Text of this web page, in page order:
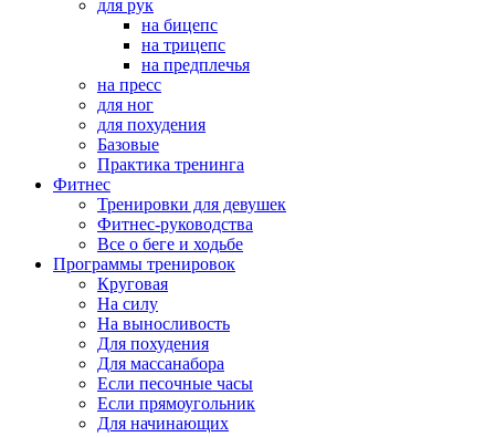
для рук
на бицепс
на трицепс
на предплечья
на пресс
для ног
для похудения
Базовые
Практика тренинга
Фитнес
Тренировки для девушек
Фитнес-руководства
Все о беге и ходьбе
Программы тренировок
Круговая
На силу
На выносливость
Для похудения
Для массанабора
Если песочные часы
Если прямоугольник
Для начинающих